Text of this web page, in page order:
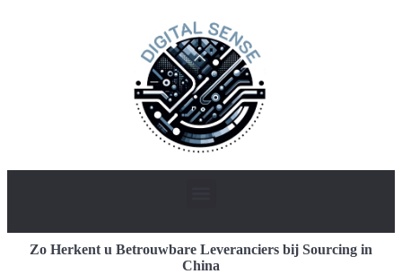
Zo Herkent u Betrouwbare Leveranciers bij Sourcing in
China